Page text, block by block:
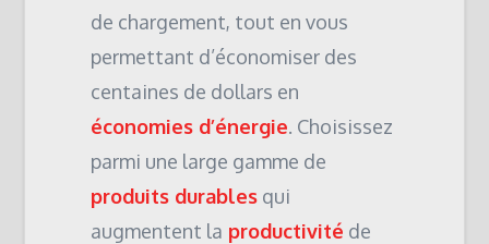
de chargement, tout en vous
permettant d’économiser des
centaines de dollars en
économies d’énergie. Choisissez
parmi une large gamme de
produits durables qui
augmentent la productivité de